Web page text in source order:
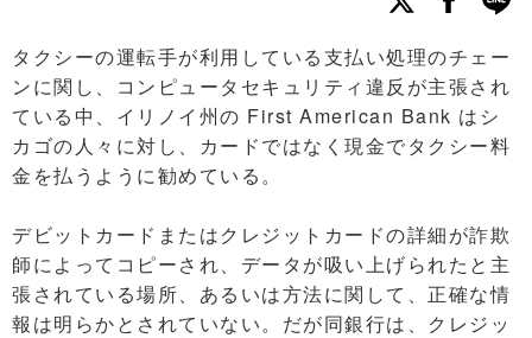
タクシーの運転手が利用している支払い処理のチェー
ンに関し、コンピュータセキュリティ違反が主張され
ている中、イリノイ州の First American Bank はシ
カゴの人々に対し、カードではなく現金でタクシー料
金を払うように勧めている。
デビットカードまたはクレジットカードの詳細が詐欺
師によってコピーされ、データが吸い上げられたと主
張されている場所、あるいは方法に関して、正確な情
報は明らかとされていない。だが同銀行は、クレジッ